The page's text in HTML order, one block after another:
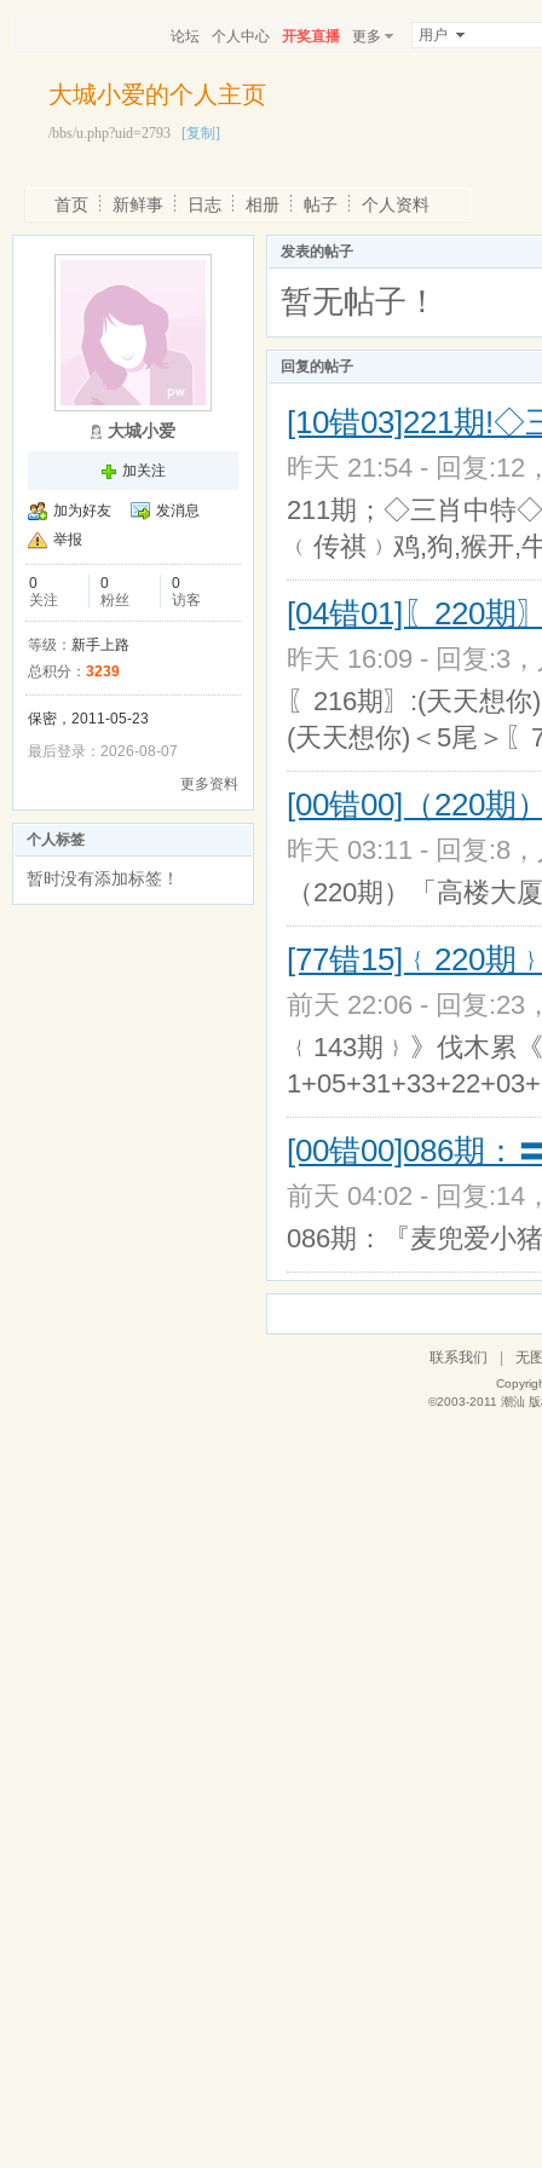
论坛 个人中心 开奖直播 更多 用户
大城小爱的个人主页
/bbs/u.php?uid=2793 [复制]
首页 新鲜事 日志 相册 帖子 个人资料
大城小爱
加关注
加为好友
发消息
举报
0
关注
0
粉丝
0
访客
等级： 新手上路
总积分： 3239
保密，2011-05-23
最后登录：2026-08-07
更多资料
个人标签
暂时没有添加标签！
发表的帖子
暂无帖子！
回复的帖子
[10错03]221期!◇
昨天 21:54 - 回复:12
211期；◇三肖中特
﹙传祺﹚鸡,狗,猴开,
[04错01]〖220期
昨天 16:09 - 回复:3
〖216期〗:(天天想
(天天想你)＜5尾＞〖
[00错00]（220期
昨天 03:11 - 回复:8
（220期）「高楼大
[77错15]﹛220期
前天 22:06 - 回复:23
﹛143期﹜》伐木累
[00错00]086期：
前天 04:02 - 回复:14
086期：『麦兜爱小
联系我们 无
©2003-2011 潮汕